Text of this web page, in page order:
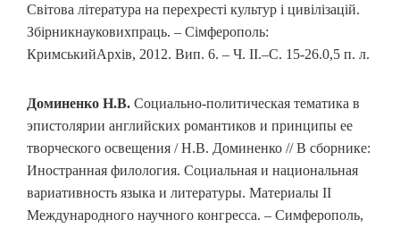
Світова література на перехресті культур і цивілізацій.
Збірникнауковихпраць. – Сімферополь:
КримськийАрхів, 2012. Вип. 6. – Ч. II.–С. 15-26.0,5 п. л.
Доминенко Н.В. Социально-политическая тематика в
эпистолярии английских романтиков и принципы ее
творческого освещения / Н.В. Доминенко // В сборнике:
Иностранная филология. Социальная и национальная
вариативность языка и литературы. Материалы II
Международного научного конгресса. – Симферополь,